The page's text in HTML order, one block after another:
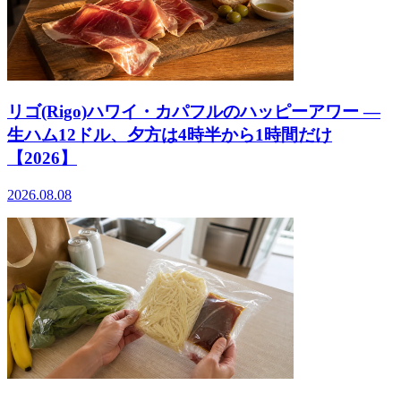
リゴ(Rigo)ハワイ・カパフルのハッピーアワー ―
生ハム12ドル、夕方は4時半から1時間だけ
【2026】
2026.08.08